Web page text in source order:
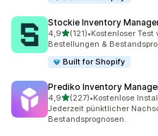
Stockie Inventory
4,9von 5 Sternen
(121)
121 Rezensionen insgesamt
•Kostenloser Test
Bestellungen &
Built for Shopify
Prediko Inventory
4,9von 5 Sternen
(227)
227 Rezensionen insgesamt
•Kostenlose
Jederzeit pünktlicher
Bestandsprognosen.